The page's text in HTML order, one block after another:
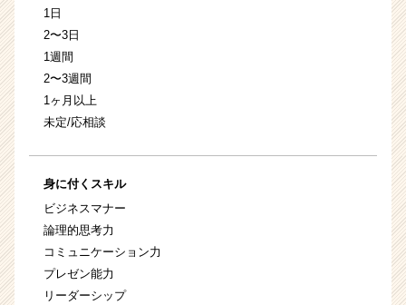
1日
2〜3日
1週間
2〜3週間
1ヶ月以上
未定/応相談
身に付くスキル
ビジネスマナー
論理的思考力
コミュニケーション力
プレゼン能力
リーダーシップ